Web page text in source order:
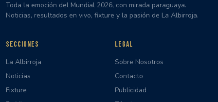
Toda la emoción del Mundial 2026, con mirada paraguaya.
Noticias, resultados en vivo, fixture y la pasión de La Albirroja.
SECCIONES
La Albirroja
Noticias
Fixture
LEGAL
Sobre Nosotros
Contacto
Publicidad